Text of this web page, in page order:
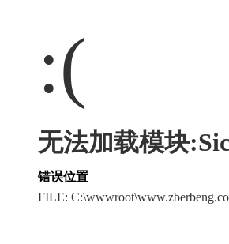
:(
无法加载模块
错误位置
FILE: